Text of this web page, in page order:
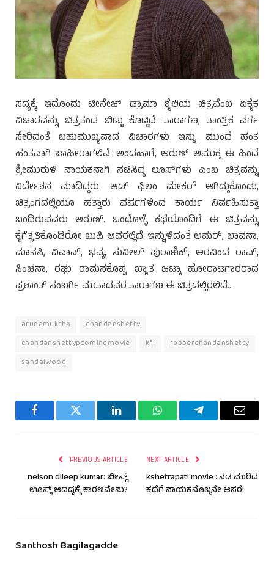
ಸದ್ಯಕ್ಕೆ ಇದೊಂದು ಟೀನೇಜ್ ಡ್ರಾಮಾ ಶೈಲಿಯ ಚಿತ್ರವೆಂಬ ಏಕೈಕ
ವಿಚಾರವನ್ನು ಚಿತ್ರತಂಡ ಬಿಟ್ಟು ಕೊಟ್ಟಿದೆ. ತಾರಾಗಣ, ತಾಂತ್ರಿಕ ವರ್ಗ
ಸೇರಿದಂತೆ ಬಹುಮುಖ್ಯವಾದ ವಿಚಾರಗಳು ಇನ್ನು ಮುಂದೆ ಹಂತ
ಹಂತವಾಗಿ ಜಾಹೀರಾಗಲಿವೆ. ಅಂದಹಾಗೆ, ಅರುಣ್ ಅಮುಕ್ತ ಈ ಹಿಂದೆ
ಶ್ರೀಮುರುಳಿ ನಾಯಕನಾಗಿ ನಟಿಸಿದ್ದ ಲೂಸ್‍ಗಳು ಎಂಬ ಚಿತ್ರವನ್ನು
ನಿರ್ದೇಶನ ಮಾಡಿದ್ದರು. ಆಡ್ ಫಿಲಂ ಮೇಕರ್ ಆಗಿದ್ದುಕೊಂಡು,
ಚಿತ್ರಂಗದಲ್ಲಿಯೂ ಹತ್ತಾರು ವರ್ಷಗಳಿಂದ ಕಾರ್ಯ ನಿರ್ವಹಿಸುತ್ತಾ
ಬಂದಿರುವವರು ಅರುಣ್. ಒಂದೊಳ್ಳೆ ಕಥೆಯೊಂದಿಗೆ ಈ ಚಿತ್ರವನ್ನು
ಕೈಗೆತ್ಚತಿಕೊಂಡಿರೋ ಖುಷಿ ಅವರಲ್ಲಿದೆ. ಇನ್ನುಳಿದಂತೆ ಅಮರ್, ಭಾವನಾ,
ಮಾನಸಿ, ವಿವಾನ್, ಭವ್ಯ, ಸುನೀಲ್ ಪುರಾಣಿಕ್, ಅರವಿಂದ ರಾವ್,
ಸಿಂಚನಾ, ರಘು ರಾಮನಕೊಪ್ಪ, ಖ್ಯಾತ ಜಟ್ಕಾ ಹೋರಾಟಗಾರರಾದ
ಪ್ರಶಾಂತ್ ಸಂಬರ್ಗಿ ಮುತಾದವರ ತಾರಾಗಣ ಈ ಚಿತ್ರದಲ್ಲಿರಲಿದೆ…
arunamuktha
chandanshetty
chandanshettypcomingmovie
kfi
rapperchandanshetty
sandalwood
FacebookTwitter LinkedInWhatsAppTelegramEmail
PREVIOUS ARTICLE
nelson dileep kumar: ಬೀಸ್ಟ್
ಊಸ್ಟ್ ಆದದ್ದಕ್ಕೆ ಕಾರಣವೇನು?
NEXT ARTICLE
kshetrapati movie : ನಡ ಮುರಿದ
ಕಥೆಗೆ ನಾಯಕನೊಬ್ಬನೇ ಆಸರೆ!
Santhosh Bagilagadde